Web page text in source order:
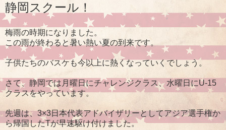
静岡スクール！
梅雨の時期になりました。
この雨が終わると暑い熱い夏の到来です。
子供たちのバスケも今以上に熱くなっていくでしょう。
さて、静岡では月曜日にチャレンジクラス、水曜日にU-15
クラスをやっています。
先週は、3×3日本代表アドバイザリーとしてアジア選手権か
ら帰国したTが早速駆け付けました。